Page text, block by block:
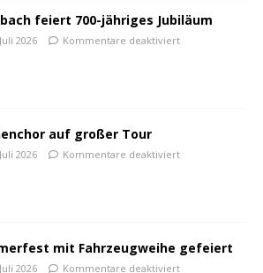
feiert 700-jähriges Jubiläum
2026 Kommentare deaktiviert
auf großer Tour
2026 Kommentare deaktiviert
mit Fahrzeugweihe gefeiert
2026 Kommentare deaktiviert